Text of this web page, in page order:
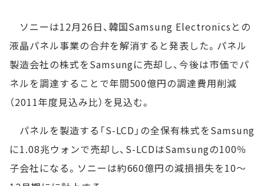
ソニーは12月26日、韓国Samsung Electronicsとの
液晶パネル事業の合弁を解消すると発表した。パネル
製造会社の株式をSamsungに売却し、今後は市価でパ
ネルを調達することで年間500億円の調達費用削減
（2011年度見込み比）を見込む。
パネルを製造する「S-LCD」の全保有株式をSamsung
に1.08兆ウォンで売却し、S-LCDはSamsungの100％
子会社になる。ソニーは約660億円の減損損失を10～